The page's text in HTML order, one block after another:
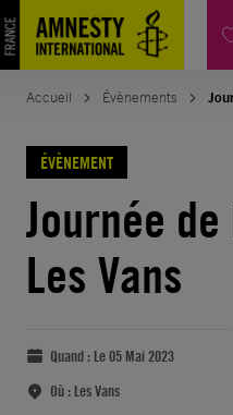
Accueil Évènements
ÉVÈNEMENT
Journée
Les Vans
Quand : Le 05 Mai 2023
Où : Les Vans